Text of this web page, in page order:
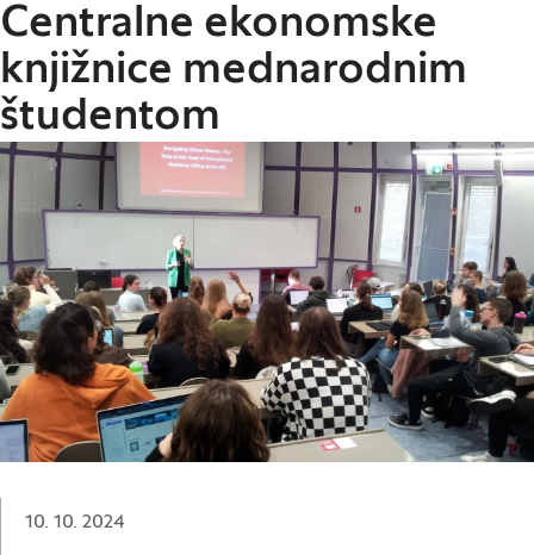
Centralne ekonomske
knjižnice mednarodnim
študentom
Datum:
10. 10. 2024